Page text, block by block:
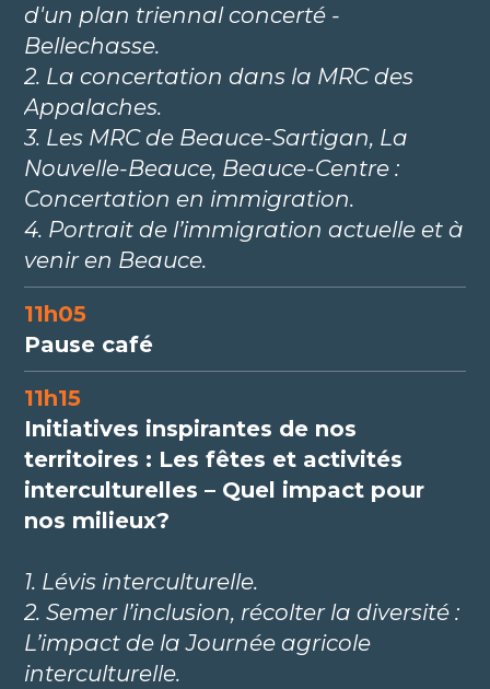
d'un plan triennal concerté -
Bellechasse.
2. La concertation dans la MRC des
Appalaches.
3. Les MRC de Beauce-Sartigan, La
Nouvelle-Beauce, Beauce-Centre :
Concertation en immigration.
4. Portrait de l’immigration actuelle et à
venir en Beauce.
11h05
Pause café
11h15
Initiatives inspirantes de nos
territoires : Les fêtes et activités
interculturelles – Quel impact pour
nos milieux?
1. Lévis interculturelle.
2. Semer l’inclusion, récolter la diversité :
L’impact de la Journée agricole
interculturelle.